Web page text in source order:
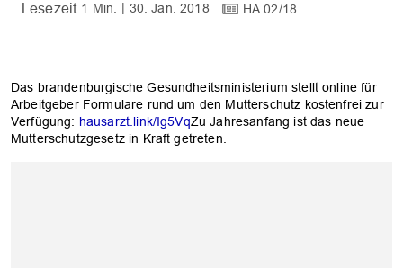
1 Min. 30. Jan. 2018 HA 02/18
Das brandenburgische Gesundheitsministerium stellt online für
Arbeitgeber Formulare rund um den Mutterschutz kostenfrei zur
Verfügung: hausarzt.link/Ig5VqZu Jahresanfang ist das neue
Mutterschutzgesetz in Kraft getreten.